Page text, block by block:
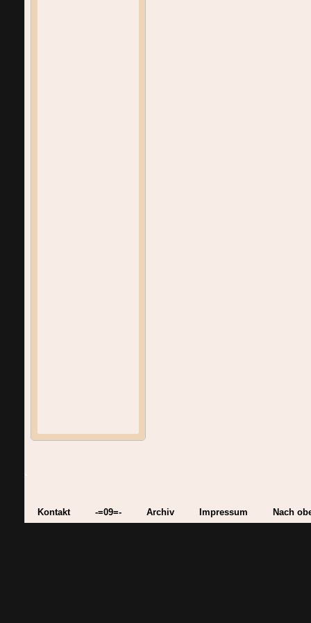
Kontakt -=09=- Archiv Impressum Nach